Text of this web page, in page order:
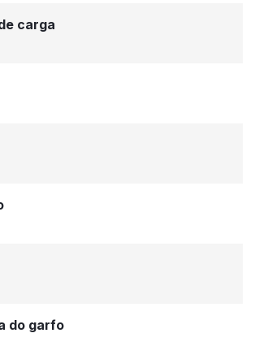
carga
do garfo